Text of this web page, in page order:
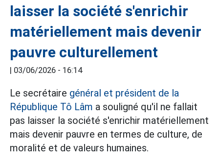
laisser la société s'enrichir
matériellement mais devenir
pauvre culturellement
03/06/2026 - 16:14
Le secrétaire général et président de la
République Tô Lâm a souligné qu'il ne fallait
pas laisser la société s'enrichir matériellement
mais devenir pauvre en termes de culture, de
moralité et de valeurs humaines.